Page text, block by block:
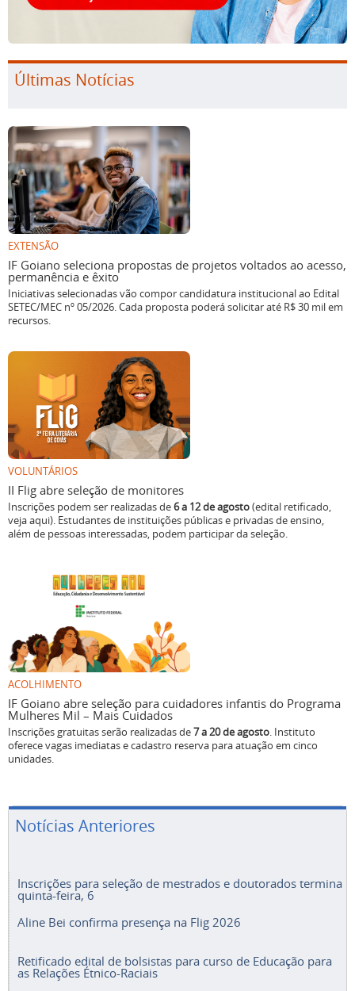
Últimas Notícias
EXTENSÃO
IF Goiano seleciona propostas de projetos voltados ao acesso,
permanência e êxito
Iniciativas selecionadas vão compor candidatura institucional ao Edital
SETEC/MEC nº 05/2026. Cada proposta poderá solicitar até R$ 30 mil em
recursos.
VOLUNTÁRIOS
II Flig abre seleção de monitores
Inscrições podem ser realizadas de6 a 12 de agosto(edital retificado,
veja aqui). Estudantes de instituições públicas e privadas de ensino,
além de pessoas interessadas, podem participar da seleção.
ACOLHIMENTO
IF Goiano abre seleção para cuidadores infantis do Programa
Mulheres Mil – Mais Cuidados
Inscrições gratuitas serão realizadas de7 a 20 de agosto. Instituto
oferece vagas imediatas e cadastro reserva para atuação em cinco
unidades.
Notícias Anteriores
Inscrições para seleção de mestrados e doutorados termina
quinta-feira, 6
Aline Bei confirma presença na Flig 2026
Retificado edital de bolsistas para curso de Educação para
as Relações Étnico-Raciais